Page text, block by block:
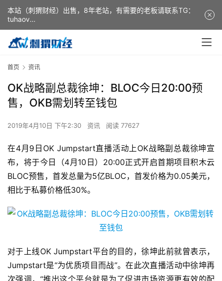
首页 资讯
OK战略副总裁徐坤：BLOC今日20:00预
售，OKB需划转至钱包
2019年4月10日 下午2:30 资讯 阅读 77627
在4月9日OK Jumpstart直播活动上OK战略副总裁徐坤宣
布，将于今日（4月10日）20:00正式开启首期项目积木云
BLOC预售，首发总量为5亿BLOC，首发价格为0.05美元，
相比于私募价格低30%。
对于上线OK Jumpstart平台的目的，徐坤此前就曾表示，
Jumpstart是“为优质项目而战”。在此次直播活动中徐坤再
本站（刺猬财经）出售，8年老站，有需要的老板请联系TG：
tuhaov
This website (ciweicaijing) is for sale. It is a 8-year-old
website. If you need it, please contact TG: tuhaov